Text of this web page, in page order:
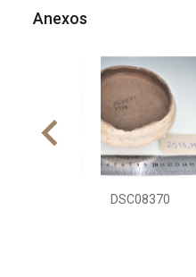
Anexos
DSC08370